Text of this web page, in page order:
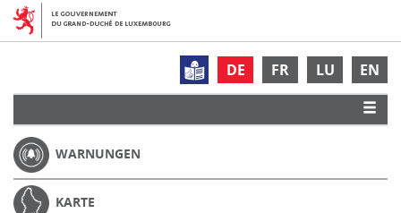
DE FR LU EN
WARNUNGEN
KARTE